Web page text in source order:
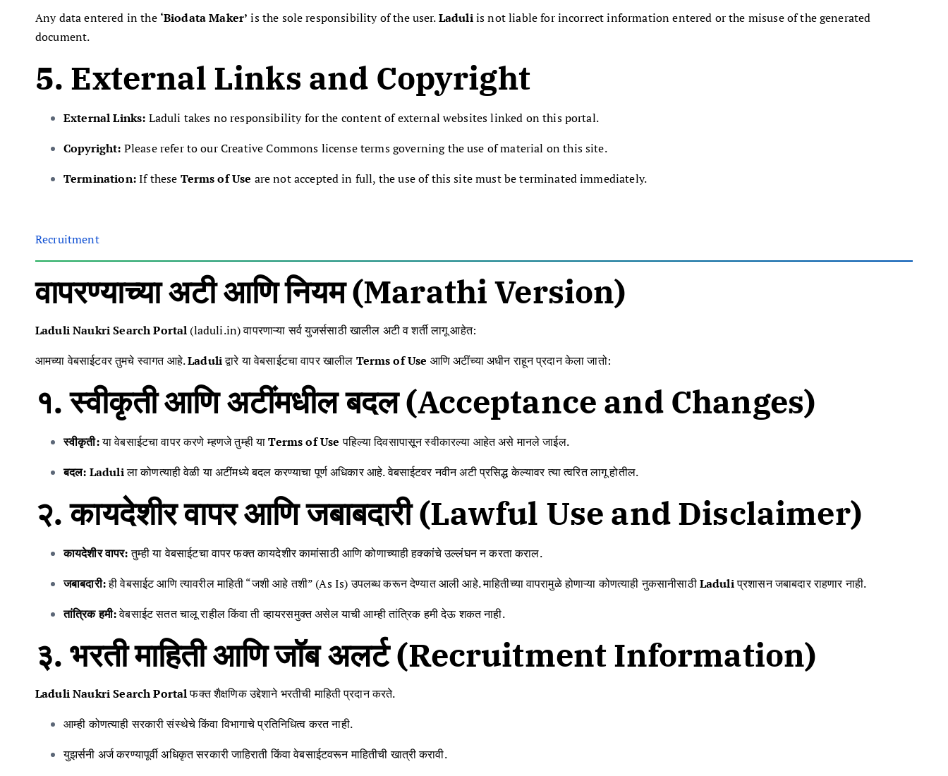
Any data entered in the ‘Biodata Maker’ is the sole responsibility of the user.Laduliis not liable for incorrect information entered or the misuse of the generated
document.
5. External Links and Copyright
External Links: Laduli takes no responsibility for the content of external websites linked on this portal.
Copyright: Please refer to our Creative Commons license terms governing the use of material on this site.
Termination:If these Terms of Use are not accepted in full, the use of this site must be terminated immediately.
Recruitment
वापरण्याच्या अटी आणि नियम (Marathi Version)
Laduli Naukri Search Portal (laduli.in) वापरणाऱ्या सर्व युजर्ससाठी खालील अटी व शर्ती लागू आहेत:
आमच्या वेबसाईटवर तुमचे स्वागत आहे.Laduliद्वारे या वेबसाईटचा वापर खालील Terms of Use आणि अटींच्या अधीन राहून प्रदान केला जातो:
१. स्वीकृती आणि अटींमधील बदल (Acceptance and Changes)
स्वीकृती:या वेबसाईटचा वापर करणे म्हणजे तुम्ही याTerms of Use पहिल्या दिवसापासून स्वीकारल्या आहेत असे मानले जाईल.
बदल: Laduliला कोणत्याही वेळी या अटींमध्ये बदल करण्याचा पूर्ण अधिकार आहे. वेबसाईटवर नवीन अटी प्रसिद्ध केल्यावर त्या त्वरित लागू होतील.
२. कायदेशीर वापर आणि जबाबदारी (Lawful Use and Disclaimer)
कायदेशीर वापर:तुम्ही या वेबसाईटचा वापर फक्त कायदेशीर कामांसाठी आणि कोणाच्याही हक्कांचे उल्लंघन न करता कराल.
जबाबदारी:ही वेबसाईट आणि त्यावरील माहिती “जशी आहे तशी” (As Is) उपलब्ध करून देण्यात आली आहे. माहितीच्या वापरामुळे होणाऱ्या कोणत्याही नुकसानीसाठीLaduliप्रशासन जबाबदार राहणार नाही.
तांत्रिक हमी:वेबसाईट सतत चालू राहील किंवा ती व्हायरसमुक्त असेल याची आम्ही तांत्रिक हमी देऊ शकत नाही.
३. भरती माहिती आणि जॉब अलर्ट (Recruitment Information)
Laduli Naukri Search Portalफक्त शैक्षणिक उद्देशाने भरतीची माहिती प्रदान करते.
आम्ही कोणत्याही सरकारी संस्थेचे किंवा विभागाचे प्रतिनिधित्व करत नाही.
युझर्सनी अर्ज करण्यापूर्वी अधिकृत सरकारी जाहिराती किंवा वेबसाईटवरून माहितीची खात्री करावी.